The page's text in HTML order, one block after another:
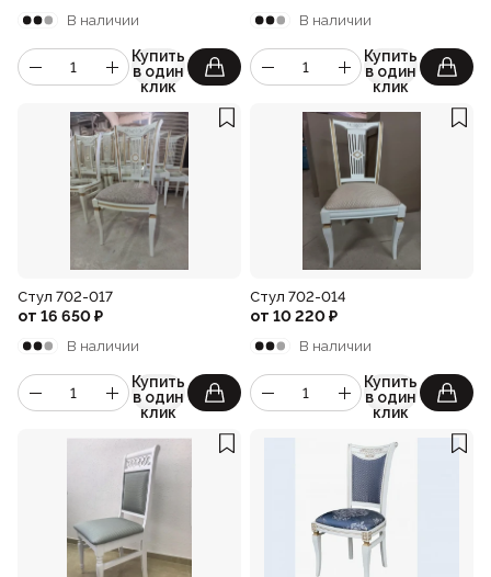
В наличии
Купить
в один
клик
В наличии
Купить
в один
клик
Стул 702-017
от 16 650₽
В наличии
Купить
в один
клик
Стул 702-014
от 10 220₽
В наличии
Купить
в один
клик